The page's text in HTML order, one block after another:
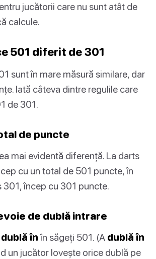
jucătorii care nu sunt atât de
calcule.
501 diferit de 301
sunt în mare măsură similare, dar
Iată câteva dintre regulile care
de 301.
de puncte
mai evidentă diferență. La darts
cu un total de 501 puncte, în
301, încep cu 301 puncte.
de dublă intrare
dublă înîn săgeți 501. (A dublă în
un jucător lovește orice dublă pe